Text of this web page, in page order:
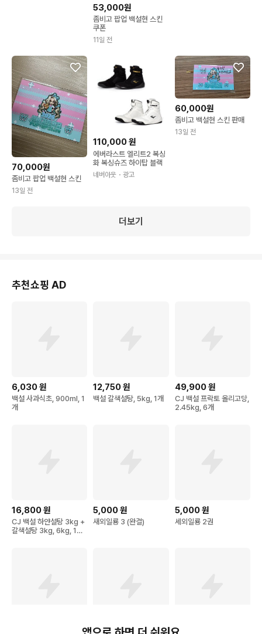
53,000원
좀비고 팝업 백설현 스킨
쿠폰
11일 전
70,000원
좀비고 팝업 백설현 스킨
13일 전
110,000원
에버라스트 엘리트2 복싱
화 복싱슈즈 하이탑 블랙
네버아웃 ・광고
60,000원
좀비고 백설현 스킨 판매
13일 전
더보기
추천쇼핑 AD
6,030원
백설 사과식초, 900ml, 1
개
12,750원
백설 갈색설탕, 5kg, 1개
49,900원
CJ 백설 프락토 올리고당,
2.45kg, 6개
16,800원
CJ 백설 하얀설탕 3kg +
갈색설탕 3kg, 6kg, 1세
5,000원
새외일룡 3 (완결)
5,000원
세외일룡 2권